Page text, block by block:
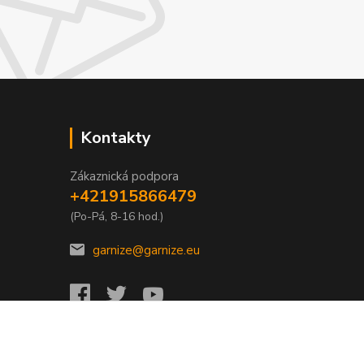
Kontakty
Zákaznická podpora
+421915866479
(Po-Pá, 8-16 hod.)
garnize@garnize.eu